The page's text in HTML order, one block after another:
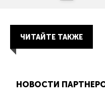
ЧИТАЙТЕ ТАКЖЕ
НОВОСТИ